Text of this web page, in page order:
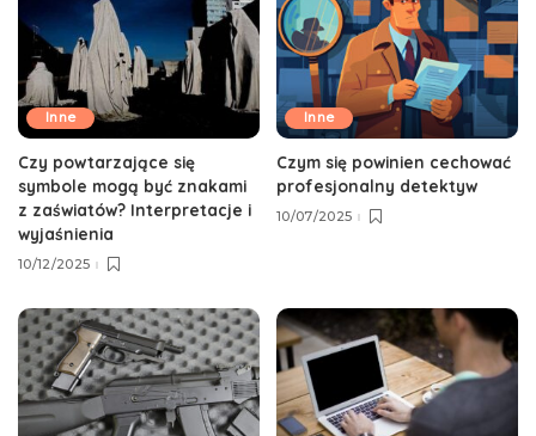
Inne
Czy powtarzające się
symbole mogą być znakami
z zaświatów? Interpretacje i
wyjaśnienia
10/12/2025
Inne
Czym się powinien cechować
profesjonalny detektyw
10/07/2025